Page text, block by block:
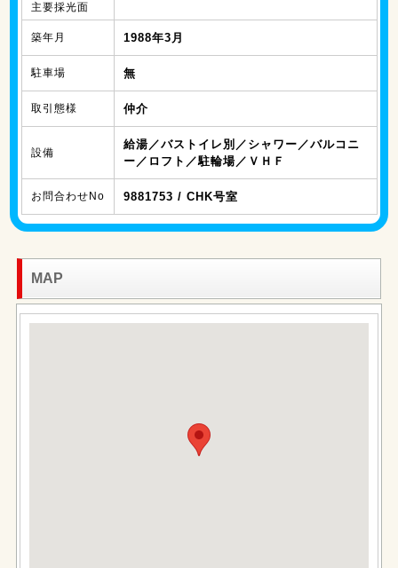
主要採光面
築年月 1988年3月
駐車場 無
取引態様 仲介
設備
給湯／バストイレ別／シャワー／バルコニ
ー／ロフト／駐輪場／ＶＨＦ
お問合わせNo 9881753 / CHK号室
MAP